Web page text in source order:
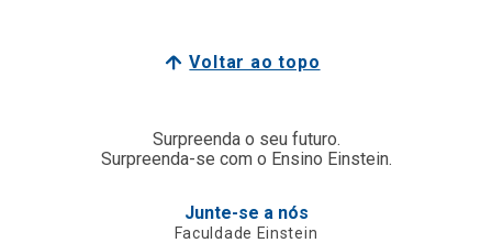
Voltar ao topo
Surpreenda o seu futuro.
Surpreenda-se com o Ensino Einstein.
Junte-se a nós
Faculdade Einstein